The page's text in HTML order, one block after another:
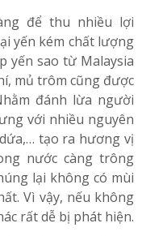
để thu nhiều lợi
yến kém chất lượng
yến sao từ Malaysia
mủ trôm cũng được
đánh lừa người
với nhiều nguyên
tạo ra hương vị
nước càng trông
lại không có mùi
Vì vậy, nếu không
rất dễ bị phát hiện.